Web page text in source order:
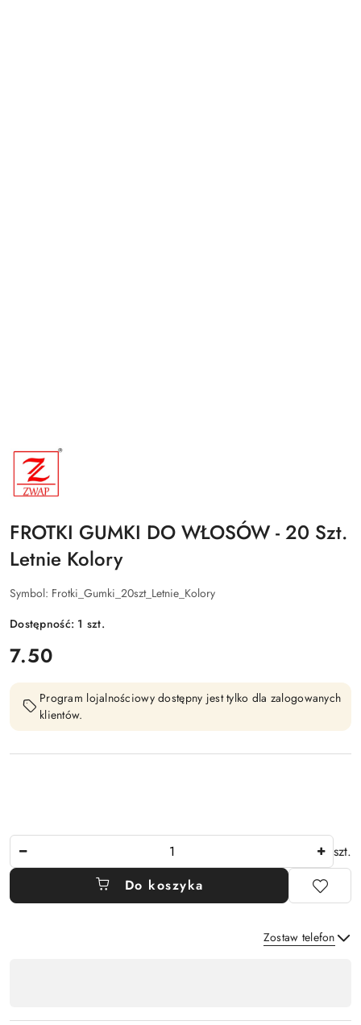
NAZWA
PRODUCENTA:
ZWAP
FROTKI GUMKI DO WŁOSÓW - 20 Szt.
Letnie Kolory
Symbol: Frotki_Gumki_20szt_Letnie_Kolory
Dostępność: 1 szt.
cena:
7.50
Program lojalnościowy dostępny jest tylko dla zalogowanych
klientów.
szt.
Do koszyka
Zostaw telefon
płatność